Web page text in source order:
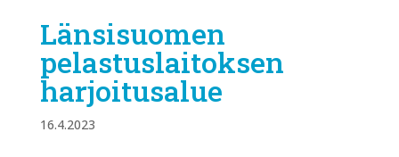
Länsisuomen
pelastuslaitoksen
harjoitusalue
16.4.2023